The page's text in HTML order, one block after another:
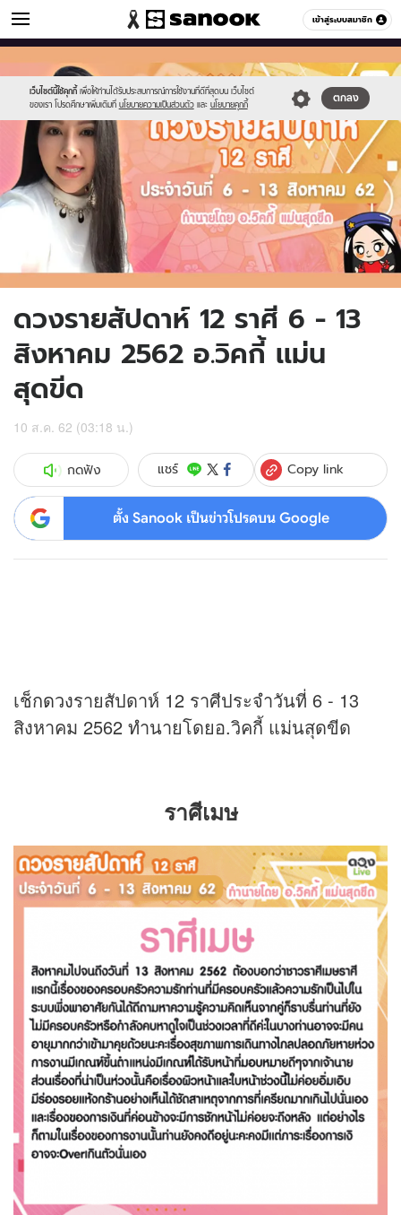
เข้าสู่ระบบสมาชิก
ดูดวง หมวดอื่นๆ
เว็บไซต์นี้ใช้คุกกี้ เพื่อให้ท่านได้รับประสบการณ์การใช้งานที่ดีที่สุดบน เว็บไซต์
ของเรา โปรดศึกษาเพิ่มเติมที่ นโยบายความเป็นส่วนตัว และ นโยบายคุกกี้
ตกลง
new-
sanook.png
ดวงรายสัปดาห์ 12 ราศี 6 - 13
สิงหาคม 2562 อ.วิคกี้ เเม่น
สุดขีด
10 ส.ค. 62 (03:18 น.)
กดฟัง แชร์ Copy link
ตั้ง Sanook เป็นข่าวโปรดบน Google
เช็กดวงรายสัปดาห์ 12 ราศีประจำวันที่ 6 - 13
สิงหาคม 2562 ทำนายโดยอ.วิคกี้ แม่นสุดขีด
ราศีเมษ